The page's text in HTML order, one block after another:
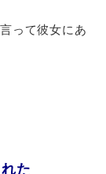
って彼女にあ
た